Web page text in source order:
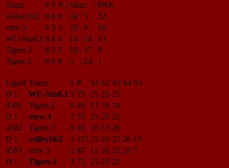
Team
# S N | Sätze | PNK
volley16/2
8 8 0 24 : 5
22
vtrw 3
8 5 3 18 : 9
16
WU-Stud.1 8 4 4 14 : 14
13
Tigers 3
8 3 5 10 : 17
8
Tigers 2
8 0 8 3 : 24 1
Liga/# Teams S P S1 S2 S3 S4 S5
D 1
WU-Stud.1 3 75 25 25 25
4501
Tigers 2 0 49 17 18 14
D 1
vtrw 3 3 75 25 25 25
4502
Tigers 3 0 49 16 13 20
D 1
volley16/2 3 115 25 24 25 26 15
4503
vtrw 3 2 87 11 26 15 28 7
D 1
Tigers 3 3 75 25 25 25